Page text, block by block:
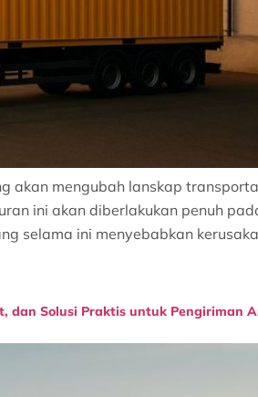
akan mengubah lanskap
ini akan diberlakukan penuh
selama ini menyebabkan
dan Solusi Praktis untuk Pengiriman